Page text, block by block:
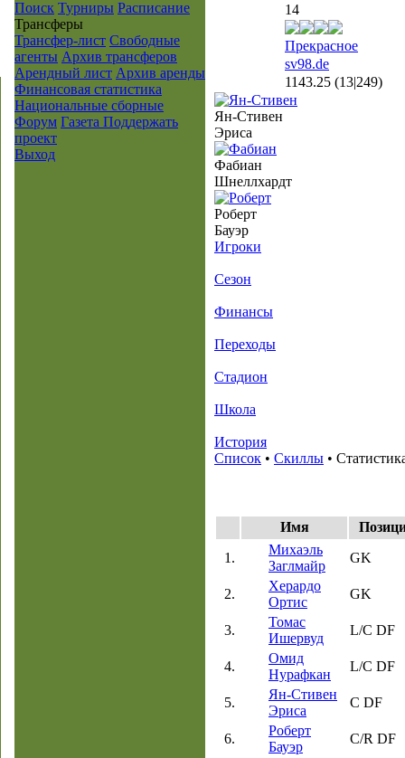
Поиск Турниры Расписание
Транcферы
Трансфер-лист Свободные
агенты Архив трансферов
Арендный лист Архив аренды
Финансовая статистика
Национальные сборные
Форум Газета Поддержать
проект
Выход
14
Прекрасное
sv98.de
1143.25 (13|249)
Ян-Стивен
Эриса
Фабиан
Шнеллхардт
Роберт
Бауэр
Игроки
Сезон
Финансы
Переходы
Стадион
Школа
История
Список • Скиллы •
Имя
1.
Михаэль
Заглмайр
GK
2.
Херардо
Ортис
GK
3.
Томас
Ишервуд
L/C DF
4.
Омид
Нурафкан
L/C DF
5.
Ян-Стивен
Эриса
C DF
6.
Роберт
Бауэр
C/R DF